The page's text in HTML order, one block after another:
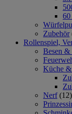
60
Zubehör
Rollenspiel,
Besen &
Küche
Nerf (12)